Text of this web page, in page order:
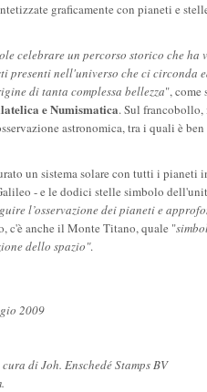
graficamente con pianeti e
celebrare un percorso storico che ha
presenti nell'universo che ci
di tanta complessa bellezza", come
e Numismatica. Sul
astronomica, tra i quali è
un sistema solare con tutti i pianeti
- e le dodici stelle simbolo
l’osservazione dei pianeti e
c'è anche il Monte Titano, quale "
dello spazio".
2009
di Joh. Enschedé Stamps BV